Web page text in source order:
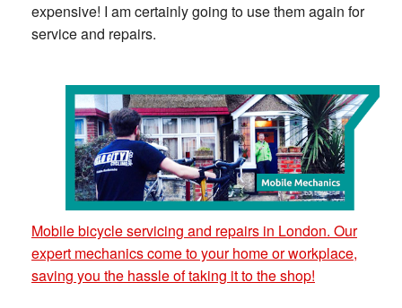
expensive! I am certainly going to use them again for
service and repairs.
Mobile bicycle servicing and repairs in London. Our
expert mechanics come to your home or workplace,
saving you the hassle of taking it to the shop!